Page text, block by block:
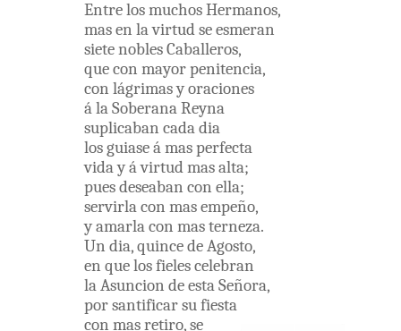
EntrelosmuchosHermanos,
masen lavirtudseesmeran
sietenoblesCaballeros,
quecon mayorpenitencia,
con lágrimasyoraciones
álaSoberanaReyna
suplicaban cadadia
losguiaseámasperfecta
vidayávirtudmasalta;
puesdeseaban con ella;
servirlacon masempeño,
yamarlacon masterneza.
Un dia,quincedeAgosto,
en quelosfielescelebran
laAsuncion deestaSeñora,
porsantificarsufiesta
con masretiro,se